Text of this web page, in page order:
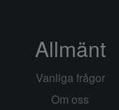
Allmänt
Vanliga frågor
Om oss